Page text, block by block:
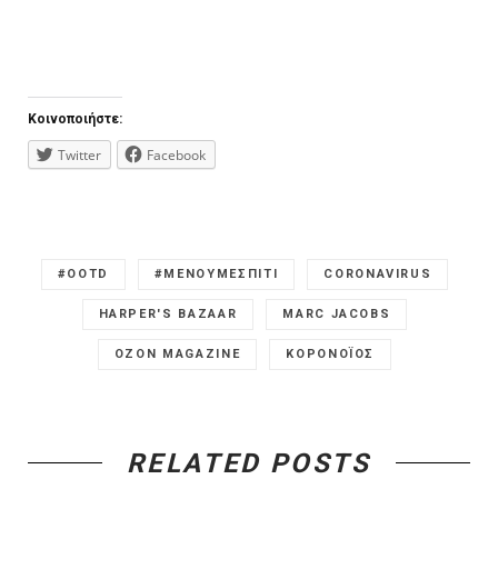
Κοινοποιήστε:
Twitter Facebook
#OOTD #ΜΕΝΟΥΜΕΣΠΙΤΙ CORONAVIRUS
HARPER'S BAZAAR MARC JACOBS
OZON MAGAZINE ΚΟΡΟΝΟΪΟΣ
RELATED POSTS